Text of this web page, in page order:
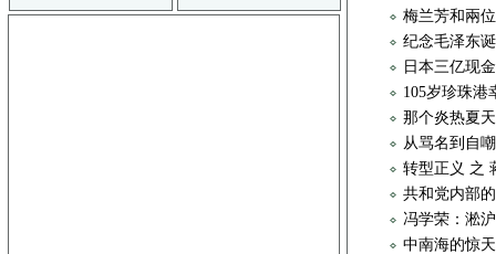
梅兰芳和兩
纪念毛泽东
日本三亿现
105岁珍珠港
那个炎热夏
从骂名到自
转型正义 之
共和党内部
冯学荣：淞
中南海的惊